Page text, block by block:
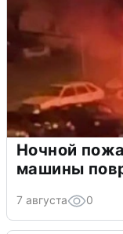
Ночной
машины
7 августа 0